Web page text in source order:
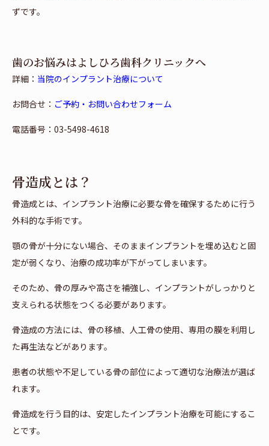
ずです。
歯のお悩みはよしひろ歯科クリニックへ
詳細： 当院のインプラント治療について
お問合せ： ご予約・お問い合わせフォーム
電話番号：03-5498-4618
骨造成とは？
骨造成とは、インプラント治療に必要な骨を確保するために行う
外科的な手術です。
顎の骨が十分にない場合、そのままインプラントを埋め込むと固
定が弱くなり、治療の成功率が下がってしまいます。
そのため、骨の厚みや高さを補強し、インプラントがしっかりと
支えられる状態をつくる必要があります。
骨造成の方法には、骨の移植、人工骨の使用、専用の膜を利用し
た再生法などがあります。
患者の状態や不足している骨の部位によって適切な治療法が選ば
れます。
骨造成を行う目的は、安定したインプラント治療を可能にするこ
とです。